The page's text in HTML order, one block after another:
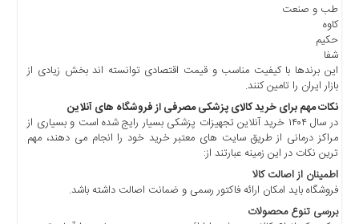
طب و صنعت
کاوه
حکیم
شفا
این برندها با کیفیت مناسب و قیمت اقتصادی توانسته اند بخش زیادی از
بازار ایران را تامین کنند.
نکات مهم برای خرید کالای پزشکی مصرفی از فروشگاه های آنلاین
در سال ۱۴۰۴ خرید آنلاین تجهیزات پزشکی بسیار رایج شده است و بسیاری از
مراکز درمانی از طریق سایت های معتبر خرید خود را انجام می دهند، مهم
ترین نکات در این زمینه عبارتند از:
اطمینان از اصالت کالا
فروشگاه باید امکان ارائه فاکتور رسمی و ضمانت اصالت داشته باشد.
بررسی تنوع محصولات